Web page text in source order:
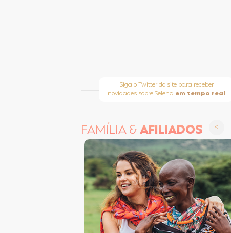
Siga o Twitter do site para receber
novidades sobre Selena em tempo real
FAMÍLIA &AFILIADOS